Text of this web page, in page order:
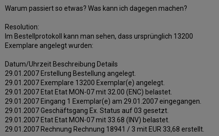
Warum passiert so etwas? Was kann ich dagegen machen?
Resolution:
Im Bestellprotokoll kann man sehen, dass ursprünglich 13200
Exemplare angelegt wurden:
Datum/Uhrzeit Beschreibung Details
29.01.2007 Erstellung Bestellung angelegt.
29.01.2007 Exemplare 13200 Exemplar(e) angelegt.
29.01.2007 Etat Etat MON-07 mit 32.00 (ENC) belastet.
29.01.2007 Eingang 1 Exemplar(e) am 29.01.2007 eingegangen.
29.01.2007 Geschäftsgang Ex. Status auf 03 gesetzt.
29.01.2007 Etat Etat MON-07 mit 33.68 (INV) belastet.
29.01.2007 Rechnung Rechnung 18941 / 3 mit EUR 33,68 erstellt.